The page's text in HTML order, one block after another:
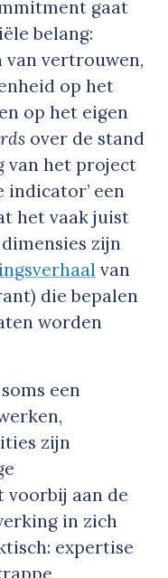
gaat
belang:
van vertrouwen,
op het
op het eigen
over de stand
van het project
indicator’ een
het vaak juist
zijn
van
die bepalen
worden
een
zijn
voorbij aan de
in zich
expertise